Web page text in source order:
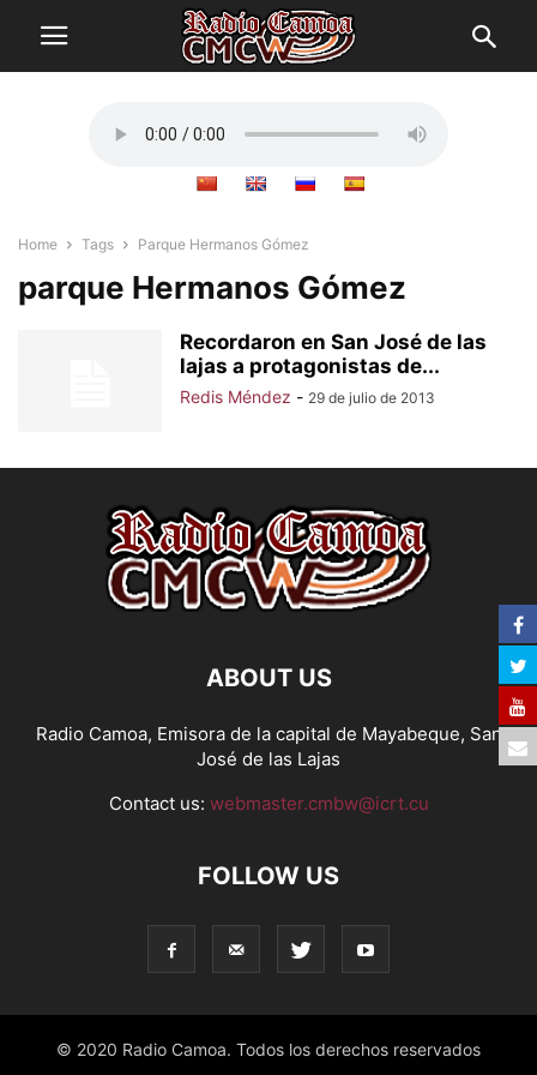
Home Tags Parque Hermanos Gómez
parque Hermanos Gómez
Recordaron en San José de las
lajas a protagonistas de...
Redis Méndez - 29 de julio de 2013
ABOUT US
Radio Camoa, Emisora de la capital de Mayabeque, San
José de las Lajas
Contact us: webmaster.cmbw@icrt.cu
FOLLOW US
© 2020 Radio Camoa. Todos los derechos reservados